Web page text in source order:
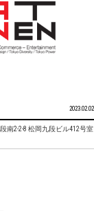
2023.02.02
南2-2-8 松岡九段ビル412号室